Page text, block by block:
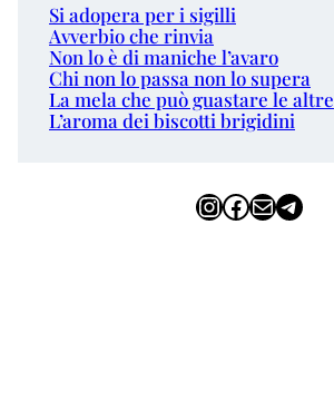
Si adopera per i sigilli
Avverbio che rinvia
Non lo è di maniche l’avaro
Chi non lo passa non lo supera
La mela che può guastare le altre
L’aroma dei biscotti brigidini
InstagramFacebook Email Telegram